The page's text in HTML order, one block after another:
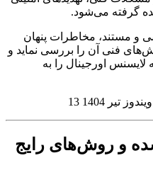
گرفته می‌شود.
و مستند، مخاطرات پنهان
فنی آن را بررسی نماید و
اورجینال را به
و روش‌های رایج